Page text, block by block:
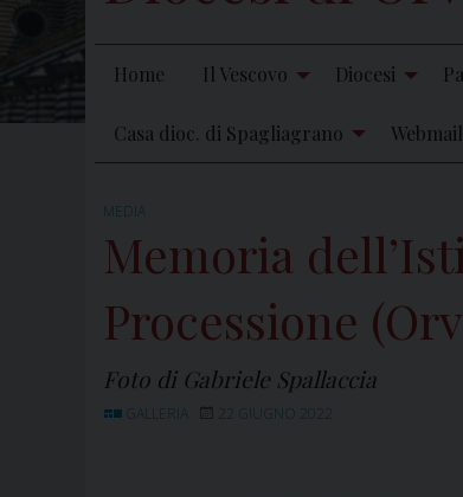
Home Il Vescovo Diocesi
Casa dioc. di Spagliagrano Webmail
MEDIA
Memoria
Processione
Foto di Gabriele Spallaccia
GALLERIA 22 GIUGNO 2022